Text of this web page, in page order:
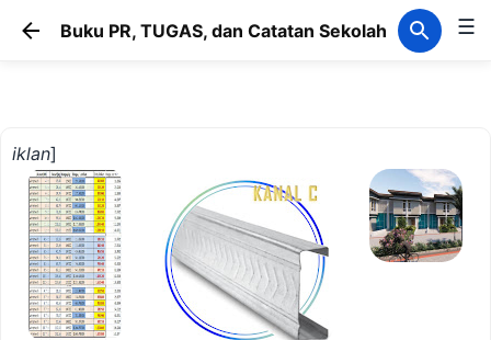
Langsung ke konten utama
Buku PR, TUGAS, dan Catatan Sekolah ☰
iklan]